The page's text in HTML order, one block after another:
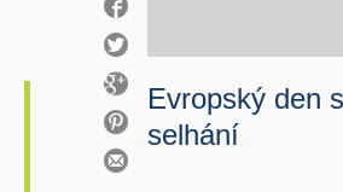
Evropský den
selhání